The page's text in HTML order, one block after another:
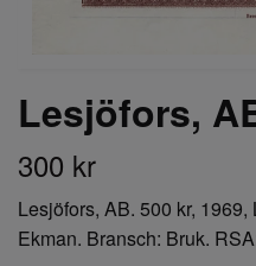
Lesjöfors,
300 kr
Lesjöfors, AB. 500 kr,
Ekman. Bransch: Bruk.